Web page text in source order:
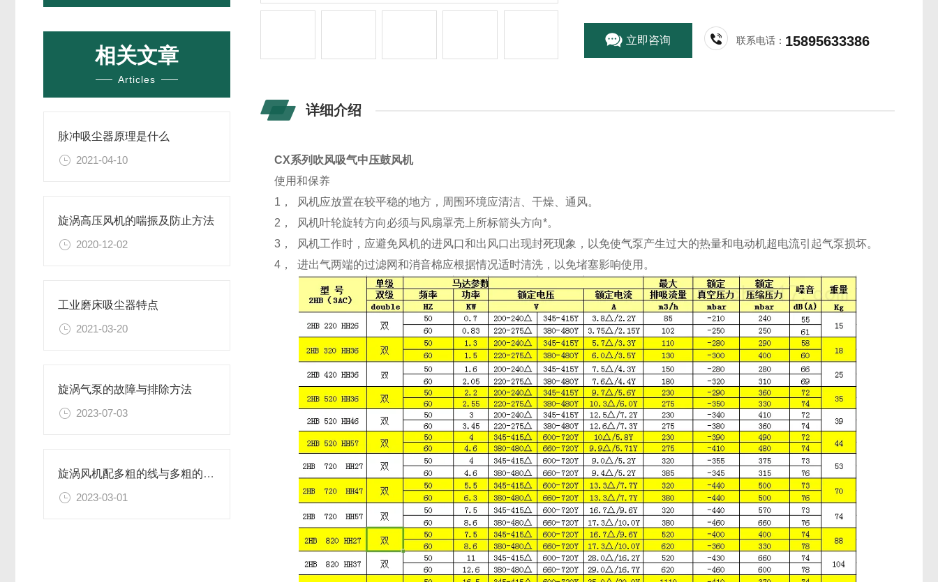
相关文章
Articles
脉冲吸尘器原理是什么
2021-04-10
旋涡高压风机的喘振及防止方法
2020-12-02
工业磨床吸尘器特点
2021-03-20
旋涡气泵的故障与排除方法
2023-07-03
旋涡风机配多粗的线与多粗的管道简析
2023-03-01
立即咨询 联系电话： 15895633386
详细介绍
CX系列吹风吸气中压鼓风机
使用和保养
1， 风机应放置在较平稳的地方，周围环境应清洁、干燥、通风。
2， 风机叶轮旋转方向必须与风扇罩壳上所标箭头方向*。
3， 风机工作时，应避免风机的进风口和出风口出现封死现象，以免使气泵产生过大的热量和电动机超电流引起气泵损坏。
4， 进出气两端的过滤网和消音棉应根据情况适时清洗，以免堵塞影响使用。